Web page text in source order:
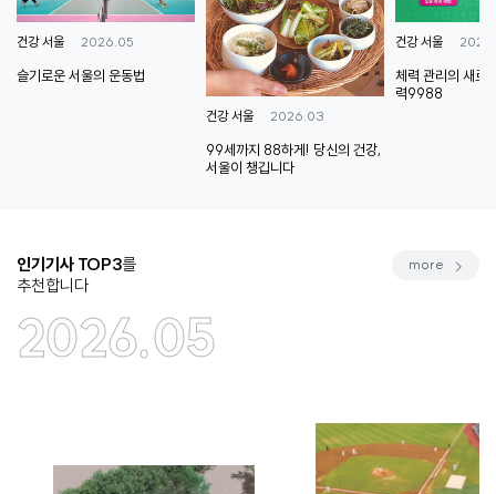
건강 서울 2026.05
슬기로운 서울의 운동법
건강 서울 2026.03
99세까지 88하게! 당신의 건강,
서울이 챙깁니다
건강 서울
체력 관리의 새로
력9988
인기기사 TOP3를
추천합니다
2026.05
more